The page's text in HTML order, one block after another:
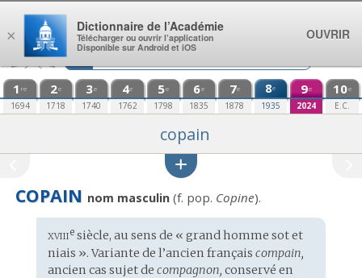
Aller au contenu
1 re
1694
2e
1718
3e
1740
4e
1762
5e
1798
6e
1835
7e
1878
8e
1935
9e
2024
10e
E.C.
copain
COPAIN nom masculin (f. pop. Copine).
Étymologie
:
xviiiesiècle, au sens de « grand homme sot et
niais ». Variante de l’ancien français compain,
ancien cas sujet de compagnon, conservé en
×
Dictionnaire de l’Académie
Télécharger ou ouvrir l’application
Disponible sur Android et iOS
OUVRIR